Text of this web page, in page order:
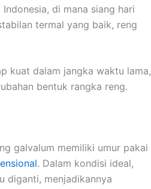
di mana siang hari
termal yang baik, reng
kuat dalam jangka waktu lama,
bentuk rangka reng.
galvalum memiliki umur pakai
. Dalam kondisi ideal,
diganti, menjadikannya